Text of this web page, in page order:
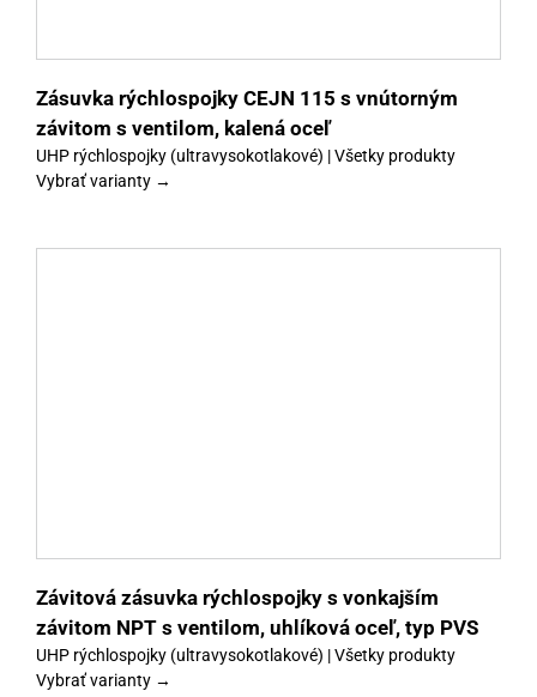
Zásuvka rýchlospojky CEJN 115 s vnútorným
závitom s ventilom, kalená oceľ
UHP rýchlospojky (ultravysokotlakové) | Všetky produkty
Vybrať varianty →
Závitová zásuvka rýchlospojky s vonkajším
závitom NPT s ventilom, uhlíková oceľ, typ PVS
UHP rýchlospojky (ultravysokotlakové) | Všetky produkty
Vybrať varianty →